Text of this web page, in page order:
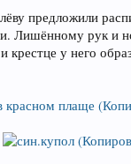
предложили
Лишённому рук
крестце у него